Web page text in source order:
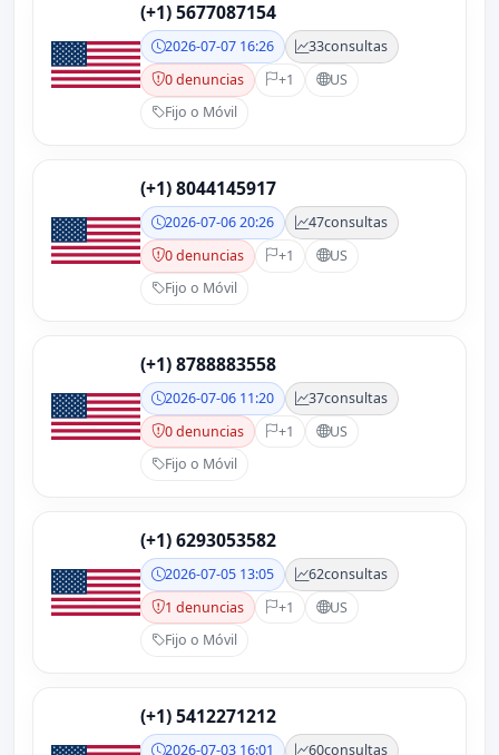
(+1) 5677087154
2026-07-07 16:26 33consultas
0 denuncias
+1
US
Fijo o Móvil
(+1) 8044145917
2026-07-06 20:26 47consultas
0 denuncias
+1
US
Fijo o Móvil
(+1) 8788883558
2026-07-06 11:20 37consultas
0 denuncias
+1
US
Fijo o Móvil
(+1) 6293053582
2026-07-05 13:05 62consultas
1 denuncias
+1
US
Fijo o Móvil
(+1) 5412271212
2026-07-03 16:01 60consultas